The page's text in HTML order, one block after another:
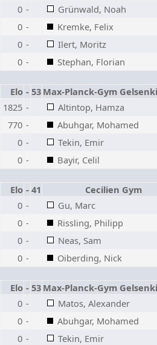
0 - Grünwald, Noah
0 - Kremke, Felix
0 - Ilert, Moritz
0 - Stephan, Florian
Elo - 53 Max-Planck-Gym
1825 - Altintop, Hamza
770 - Abuhgar, Mohamed
0 - Tekin, Emir
0 - Bayir, Celil
Elo - 41 Cecilien Gym
0 - Gu, Marc
0 - Rissling, Philipp
0 - Neas, Sam
0 - Oiberding, Nick
Elo - 53 Max-Planck-Gym
0 - Matos, Alexander
0 - Abuhgar, Mohamed
0 - Tekin, Emir